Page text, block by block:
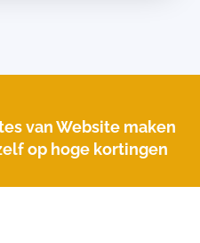
van Website maken
op hoge kortingen